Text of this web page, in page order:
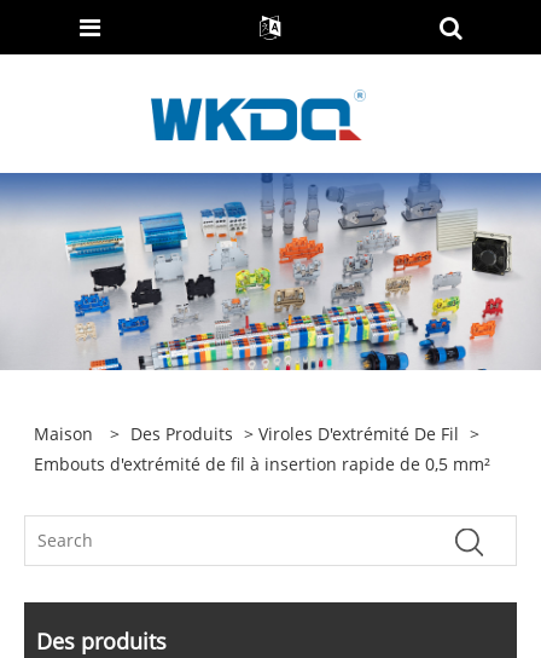
Maison > Des Produits >Viroles D'extrémité De Fil >
Embouts d'extrémité de fil à insertion rapide de 0,5 mm²
Des produits